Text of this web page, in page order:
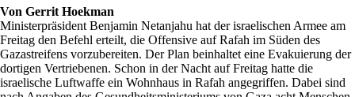
Von Gerrit Hoekman
Ministerpräsident Benjamin Netanjahu hat der israelischen Armee am
Freitag den Befehl erteilt, die Offensive auf Rafah im Süden des
Gazastreifens vorzubereiten. Der Plan beinhaltet eine Evakuierung der
dortigen Vertriebenen. Schon in der Nacht auf Freitag hatte die
israelische Luftwaffe ein Wohnhaus in Rafah angegriffen. Dabei sind